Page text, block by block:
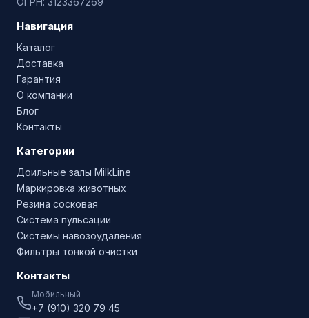
Навигация
Каталог
Доставка
Гарантия
О компании
Блог
Контакты
Категории
Доильные залы MilkLine
Маркировка животных
Резина сосковая
Система пульсации
Системы навозоудаления
Фильтры тонкой очистки
Контакты
Мобильный
+7 (910) 320 79 45